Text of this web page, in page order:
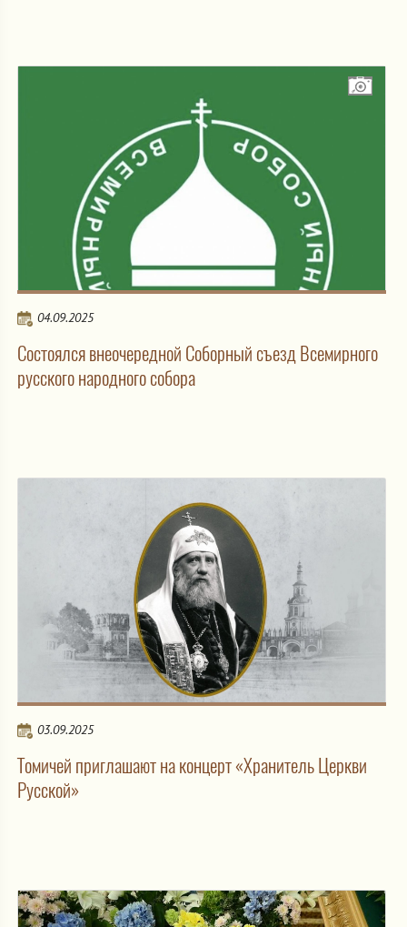
04.09.2025
Состоялся внеочередной Соборный съезд Всемирного
русского народного собора
03.09.2025
Томичей приглашают на концерт «Хранитель Церкви
Русской»